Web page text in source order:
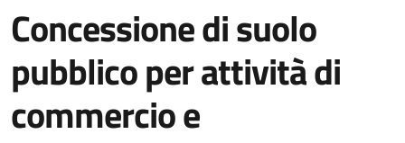
Concessione di suolo
pubblico per attività di
commercio e